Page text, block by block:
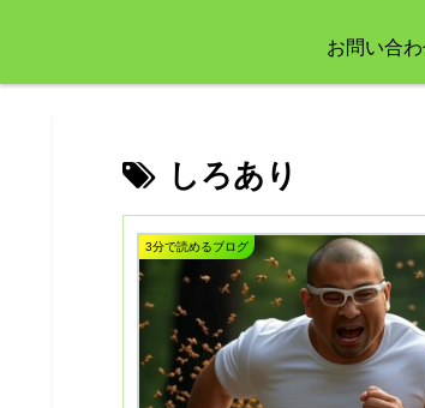
お問い合
しろあり
3分で読めるブログ